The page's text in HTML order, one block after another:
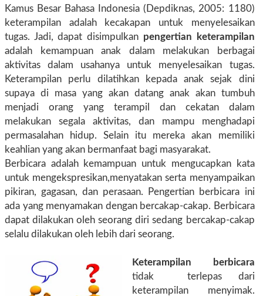
Kamus Besar Bahasa Indonesia (Depdiknas, 2005: 1180)
keterampilan adalah kecakapan untuk menyelesaikan
tugas. Jadi, dapat disimpulkan pengertian
keterampilan
adalah kemampuan anak dalam melakukan berbagai
aktivitas dalam usahanya untuk menyelesaikan tugas.
Keterampilan perlu dilatihkan kepada anak sejak dini
supaya di masa yang akan datang anak akan tumbuh
menjadi orang yang terampil dan cekatan dalam
melakukan segala aktivitas, dan mampu menghadapi
permasalahan hidup. Selain itu mereka akan memiliki
keahlian yang akan bermanfaat bagi masyarakat.
Berbicara adalah kemampuan untuk mengucapkan kata
untuk mengekspresikan,menyatakan serta menyampaikan
pikiran, gagasan, dan perasaan. Pengertian berbicara ini
ada yang menyamakan dengan bercakap-cakap. Berbicara
dapat dilakukan oleh seorang diri sedang bercakap-cakap
selalu dilakukan oleh lebih dari seorang.
Keterampilan berbicara
tidak terlepas dari
keterampilan menyimak.